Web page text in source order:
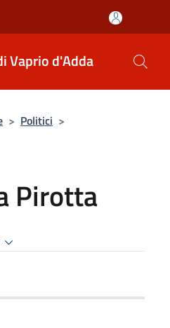
Vaprio d'Adda
> Politici >
Pirotta